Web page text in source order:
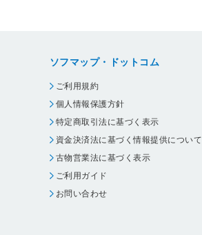
ソフマップ・ドットコム
ご利用規約
個人情報保護方針
特定商取引法に基づく表示
資金決済法に基づく情報提供について
古物営業法に基づく表示
ご利用ガイド
お問い合わせ